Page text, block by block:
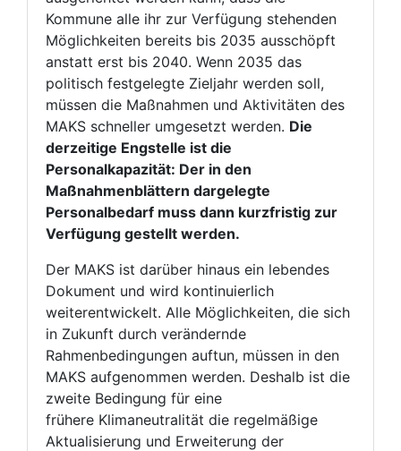
Kommune alle ihr zur Verfügung stehenden
Möglichkeiten bereits bis 2035 ausschöpft
anstatt erst bis 2040. Wenn 2035 das
politisch festgelegte Zieljahr werden soll,
müssen die Maßnahmen und Aktivitäten des
MAKS schneller umgesetzt werden. Die
derzeitige Engstelle ist die
Personalkapazität: Der in den
Maßnahmenblättern dargelegte
Personalbedarf muss dann kurzfristig zur
Verfügung gestellt werden.
Der MAKS ist darüber hinaus ein lebendes
Dokument und wird kontinuierlich
weiterentwickelt. Alle Möglichkeiten, die sich
in Zukunft durch verändernde
Rahmenbedingungen auftun, müssen in den
MAKS aufgenommen werden. Deshalb ist die
zweite Bedingung für eine
frühere Klimaneutralität die regelmäßige
Aktualisierung und Erweiterung der